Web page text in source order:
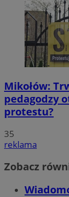
Mikołów:
pedagodzy
protestu?
35
reklama
Zobacz